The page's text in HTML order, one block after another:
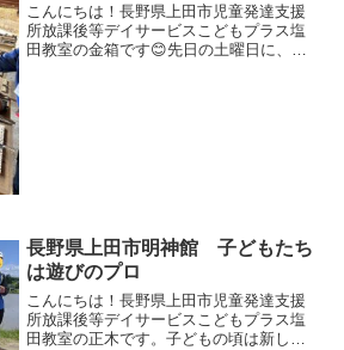
こんにちは！長野県上田市児童発達支援
所放課後等デイサービスこどもプラス塩
田教室の金箱です😊先日の土曜日に、武
長野県上田市明神館 子どもたち
は遊びのプロ
こんにちは！長野県上田市児童発達支援
所放課後等デイサービスこどもプラス塩
田教室の正木です。子どもの頃は新しい